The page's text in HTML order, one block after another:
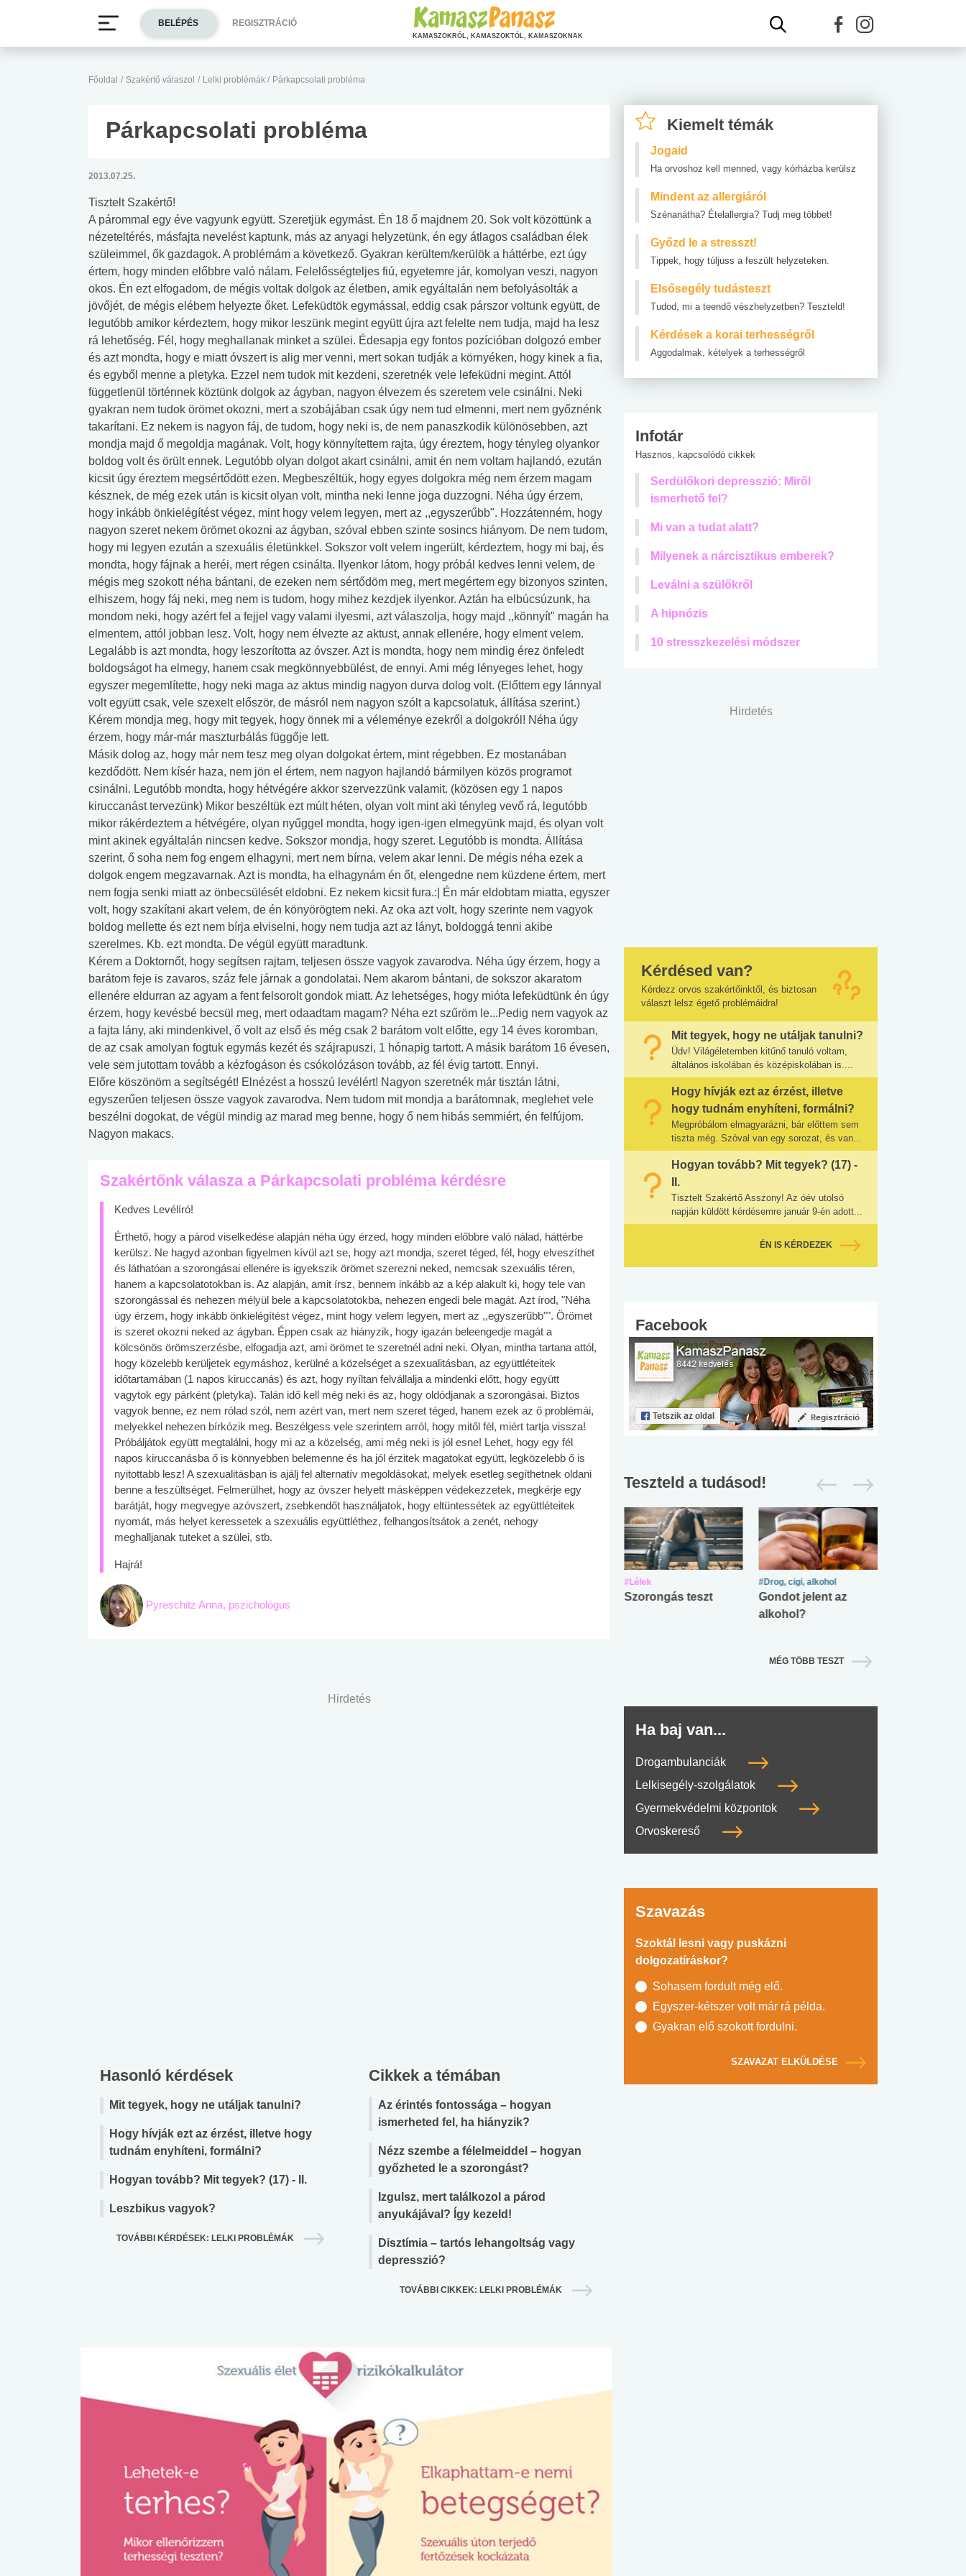
Főoldal / Szakértő válaszol / Lelki problémák / Párkapcsolati probléma
Párkapcsolati probléma
2013.07.25.
Tisztelt Szakértő!
A párommal egy éve vagyunk együtt. Szeretjük egymást. Én 18 ő majdnem 20. Sok volt közöttünk a
nézeteltérés, másfajta nevelést kaptunk, más az anyagi helyzetünk, én egy átlagos családban élek
szüleimmel, ők gazdagok. A problémám a következő. Gyakran kerültem/kerülök a háttérbe, ezt úgy
értem, hogy minden előbbre való nálam. Felelősségteljes fiú, egyetemre jár, komolyan veszi, nagyon
okos. Én ezt elfogadom, de mégis voltak dolgok az életben, amik egyáltalán nem befolyásolták a
jövőjét, de mégis elébem helyezte őket. Lefeküdtök egymással, eddig csak párszor voltunk együtt, de
legutóbb amikor kérdeztem, hogy mikor leszünk megint együtt újra azt felelte nem tudja, majd ha lesz
rá lehetőség. Fél, hogy meghallanak minket a szülei. Édesapja egy fontos pozícióban dolgozó ember
és azt mondta, hogy e miatt óvszert is alig mer venni, mert sokan tudják a környéken, hogy kinek a fia,
és egyből menne a pletyka. Ezzel nem tudok mit kezdeni, szeretnék vele lefeküdni megint. Attól
függetlenül történnek köztünk dolgok az ágyban, nagyon élvezem és szeretem vele csinálni. Neki
gyakran nem tudok örömet okozni, mert a szobájában csak úgy nem tud elmenni, mert nem győznénk
takarítani. Ez nekem is nagyon fáj, de tudom, hogy neki is, de nem panaszkodik különösebben, azt
mondja majd ő megoldja magának. Volt, hogy könnyítettem rajta, úgy éreztem, hogy tényleg olyankor
boldog volt és örült ennek. Legutóbb olyan dolgot akart csinálni, amit én nem voltam hajlandó, ezután
kicsit úgy éreztem megsértődött ezen. Megbeszéltük, hogy egyes dolgokra még nem érzem magam
késznek, de még ezek után is kicsit olyan volt, mintha neki lenne joga duzzogni. Néha úgy érzem,
hogy inkább önkielégítést végez, mint hogy velem legyen, mert az ,,egyszerűbb". Hozzátenném, hogy
nagyon szeret nekem örömet okozni az ágyban, szóval ebben szinte sosincs hiányom. De nem tudom,
hogy mi legyen ezután a szexuális életünkkel. Sokszor volt velem ingerült, kérdeztem, hogy mi baj, és
mondta, hogy fájnak a heréi, mert régen csinálta. Ilyenkor látom, hogy próbál kedves lenni velem, de
mégis meg szokott néha bántani, de ezeken nem sértődöm meg, mert megértem egy bizonyos szinten,
elhiszem, hogy fáj neki, meg nem is tudom, hogy mihez kezdjek ilyenkor. Aztán ha elbúcsúzunk, ha
mondom neki, hogy azért fel a fejjel vagy valami ilyesmi, azt válaszolja, hogy majd ,,könnyít" magán ha
elmentem, attól jobban lesz. Volt, hogy nem élvezte az aktust, annak ellenére, hogy elment velem.
Legalább is azt mondta, hogy leszorította az óvszer. Azt is mondta, hogy nem mindig érez önfeledt
boldogságot ha elmegy, hanem csak megkönnyebbülést, de ennyi. Ami még lényeges lehet, hogy
egyszer megemlítette, hogy neki maga az aktus mindig nagyon durva dolog volt. (Előttem egy lánnyal
volt együtt csak, vele szexelt először, de másról nem nagyon szólt a kapcsolatuk, állítása szerint.)
Kérem mondja meg, hogy mit tegyek, hogy önnek mi a véleménye ezekről a dolgokról! Néha úgy
érzem, hogy már-már maszturbálás függője lett.
Másik dolog az, hogy már nem tesz meg olyan dolgokat értem, mint régebben. Ez mostanában
kezdődött. Nem kísér haza, nem jön el értem, nem nagyon hajlandó bármilyen közös programot
csinálni. Legutóbb mondta, hogy hétvégére akkor szervezzünk valamit. (közösen egy 1 napos
kiruccanást tervezünk) Mikor beszéltük ezt múlt héten, olyan volt mint aki tényleg vevő rá, legutóbb
mikor rákérdeztem a hétvégére, olyan nyűggel mondta, hogy igen-igen elmegyünk majd, és olyan volt
mint akinek egyáltalán nincsen kedve. Sokszor mondja, hogy szeret. Legutóbb is mondta. Állítása
szerint, ő soha nem fog engem elhagyni, mert nem bírna, velem akar lenni. De mégis néha ezek a
dolgok engem megzavarnak. Azt is mondta, ha elhagynám én őt, elengedne nem küzdene értem, mert
nem fogja senki miatt az önbecsülését eldobni. Ez nekem kicsit fura.:| Én már eldobtam miatta, egyszer
volt, hogy szakítani akart velem, de én könyörögtem neki. Az oka azt volt, hogy szerinte nem vagyok
boldog mellette és ezt nem bírja elviselni, hogy nem tudja azt az lányt, boldoggá tenni akibe
szerelmes. Kb. ezt mondta. De végül együtt maradtunk.
Kérem a Doktornőt, hogy segítsen rajtam, teljesen össze vagyok zavarodva. Néha úgy érzem, hogy a
barátom feje is zavaros, száz fele járnak a gondolatai. Nem akarom bántani, de sokszor akaratom
ellenére eldurran az agyam a fent felsorolt gondok miatt. Az lehetséges, hogy mióta lefeküdtünk én úgy
érzem, hogy kevésbé becsül meg, mert odaadtam magam? Néha ezt szűröm le...Pedig nem vagyok az
a fajta lány, aki mindenkivel, ő volt az első és még csak 2 barátom volt előtte, egy 14 éves koromban,
de az csak amolyan fogtuk egymás kezét és szájrapuszi, 1 hónapig tartott. A másik barátom 16 évesen,
vele sem jutottam tovább a kézfogáson és csókolózáson tovább, az fél évig tartott. Ennyi.
Előre köszönöm a segítségét! Elnézést a hosszú levélért! Nagyon szeretnék már tisztán látni,
egyszerűen teljesen össze vagyok zavarodva. Nem tudom mit mondja a barátomnak, meglehet vele
beszélni dogokat, de végül mindig az marad meg benne, hogy ő nem hibás semmiért, én felfújom.
Nagyon makacs.
Szakértőnk válasza a Párkapcsolati probléma kérdésre
Kedves Levélíró!
Érthető, hogy a párod viselkedése alapján néha úgy érzed, hogy minden előbbre való nálad, háttérbe
kerülsz. Ne hagyd azonban figyelmen kívül azt se, hogy azt mondja, szeret téged, fél, hogy elveszíthet
és láthatóan a szorongásai ellenére is igyekszik örömet szerezni neked, nemcsak szexuális téren,
hanem a kapcsolatotokban is. Az alapján, amit írsz, bennem inkább az a kép alakult ki, hogy tele van
szorongással és nehezen mélyül bele a kapcsolatotokba, nehezen engedi bele magát. Azt írod, "Néha
úgy érzem, hogy inkább önkielégítést végez, mint hogy velem legyen, mert az ,,egyszerűbb"". Örömet
is szeret okozni neked az ágyban. Éppen csak az hiányzik, hogy igazán beleengedje magát a
kölcsönös örömszerzésbe, elfogadja azt, ami örömet te szeretnél adni neki. Olyan, mintha tartana attól,
hogy közelebb kerüljetek egymáshoz, kerülné a közelséget a szexualitásban, az együttléteitek
időtartamában (1 napos kiruccanás) és azt, hogy nyíltan felvállalja a mindenki előtt, hogy együtt
vagytok egy párként (pletyka). Talán idő kell még neki és az, hogy oldódjanak a szorongásai. Biztos
vagyok benne, ez nem rólad szól, nem azért van, mert nem szeret téged, hanem ezek az ő problémái,
melyekkel nehezen bírkózik meg. Beszélgess vele szerintem arról, hogy mitől fél, miért tartja vissza!
Próbáljátok együtt megtalálni, hogy mi az a közelség, ami még neki is jól esne! Lehet, hogy egy fél
napos kiruccanásba ő is könnyebben belemenne és ha jól érzitek magatokat együtt, legközelebb ő is
nyitottabb lesz! A szexualitásban is ajálj fel alternatív megoldásokat, melyek esetleg segíthetnek oldani
benne a feszültséget. Felmerülhet, hogy az óvszer helyett másképpen védekezzetek, megkérje egy
barátját, hogy megvegye azóvszert, zsebkendőt használjatok, hogy eltüntessétek az együttléteitek
nyomát, más helyet keressetek a szexuális együttléthez, felhangosítsátok a zenét, nehogy
meghalljanak tuteket a szülei, stb.
Hajrá!
Pyreschitz Anna, pszichológus
Hirdetés
Hasonló kérdések
Mit tegyek, hogy ne utáljak tanulni?
Hogy hívják ezt az érzést, illetve hogy
tudnám enyhíteni, formálni?
Hogyan tovább? Mit tegyek? (17) - II.
Leszbikus vagyok?
TOVÁBBI KÉRDÉSEK: LELKI PROBLÉMÁK
Cikkek a témában
Az érintés fontossága – hogyan
ismerheted fel, ha hiányzik?
Nézz szembe a félelmeiddel – hogyan
győzheted le a szorongást?
Izgulsz, mert találkozol a párod
anyukájával? Így kezeld!
Disztímia – tartós lehangoltság vagy
depresszió?
TOVÁBBI CIKKEK: LELKI PROBLÉMÁK
Kiemelt témák
Jogaid
Ha orvoshoz kell menned, vagy kórházba kerülsz
Mindent az allergiáról
Szénanátha? Ételallergia? Tudj meg többet!
Győzd le a stresszt!
Tippek, hogy túljuss a feszült helyzeteken.
Elsősegély tudásteszt
Tudod, mi a teendő vészhelyzetben? Teszteld!
Kérdések a korai terhességről
Aggodalmak, kételyek a terhességről
Infotár
Hasznos, kapcsolódó cikkek
Serdülőkori depresszió: Miről
ismerhető fel?
Mi van a tudat alatt?
Milyenek a nárcisztikus emberek?
Leválni a szülőkről
A hipnózis
10 stresszkezelési módszer
Hirdetés
Kérdésed van?
Kérdezz orvos szakértőinktől, és biztosan
választ lelsz égető problémáidra!
Mit tegyek, hogy ne utáljak tanulni?
Üdv! Világéletemben kitűnő tanuló voltam,
általános iskolában és középiskolában is....
Hogy hívják ezt az érzést, illetve
hogy tudnám enyhíteni, formálni?
Megpróbálom elmagyarázni, bár előttem sem
tiszta még. Szóval van egy sorozat, és van...
Hogyan tovább? Mit tegyek? (17) -
II.
Tisztelt Szakértő Asszony! Az óév utolsó
napján küldött kérdésemre január 9-én adott...
ÉN IS KÉRDEZEK
Facebook
Teszteld a tudásod!
#Zöldövezet
Mekkora az ökológiai
lábnyomod?
tudásteszt
#Lélek
Szorongás teszt
#Drog, cigi, alkohol
Gondot jelent az
alkohol?
MÉG TÖBB TESZT
Ha baj van...
Drogambulanciák
Lelkisegély-szolgálatok
Gyermekvédelmi központok
Orvoskereső
Szavazás
Szoktál lesni vagy puskázni
dolgozatíráskor?
Sohasem fordult még elő.
Egyszer-kétszer volt már rá példa.
Gyakran elő szokott fordulni.
SZAVAZAT ELKÜLDÉSE
BELÉPÉS REGISZTRÁCIÓ
KAMASZOKRÓL, KAMASZOKTÓL, KAMASZOKNAK